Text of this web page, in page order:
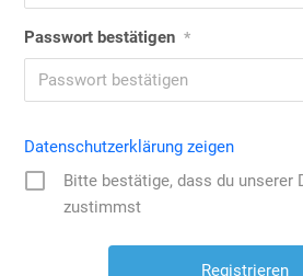
Passwort bestätigen *
Datenschutzerklärung zeigen
Bitte bestätige, dass du unserer
zustimmst